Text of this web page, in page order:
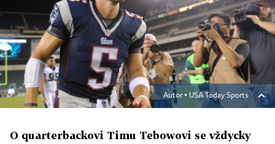
Autor ▪ USA Today Sports
O quarterbackovi Timu Tebowovi se vždycky